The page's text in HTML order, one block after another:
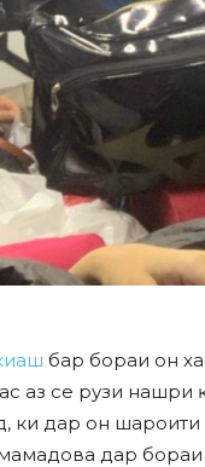
бар бораи он
аз се рузи нашри
ки дар он
дар